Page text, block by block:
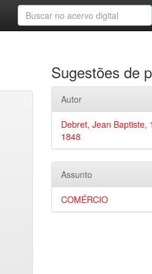
Sugestões de
Autor
Debret, Jean Baptiste,
1848
Assunto
COMÉRCIO